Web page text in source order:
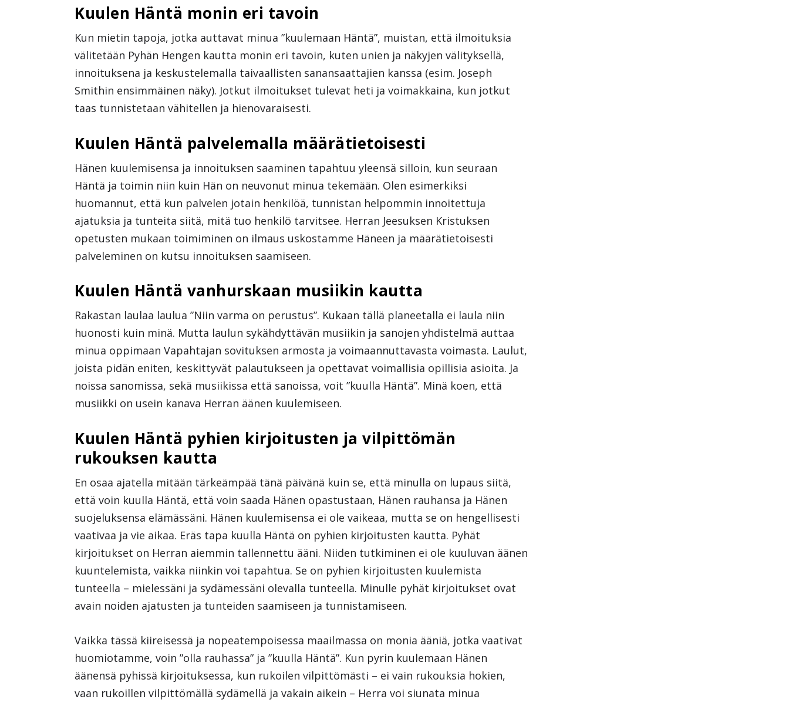
Kuulen Häntä monin eri tavoin
Kun mietin tapoja, jotka auttavat minua ”kuulemaan Häntä”, muistan, että ilmoituksia
välitetään Pyhän Hengen kautta monin eri tavoin, kuten unien ja näkyjen välityksellä,
innoituksena ja keskustelemalla taivaallisten sanansaattajien kanssa (esim. Joseph
Smithin ensimmäinen näky). Jotkut ilmoitukset tulevat heti ja voimakkaina, kun jotkut
taas tunnistetaan vähitellen ja hienovaraisesti.
Kuulen Häntä palvelemalla määrätietoisesti
Hänen kuulemisensa ja innoituksen saaminen tapahtuu yleensä silloin, kun seuraan
Häntä ja toimin niin kuin Hän on neuvonut minua tekemään. Olen esimerkiksi
huomannut, että kun palvelen jotain henkilöä, tunnistan helpommin innoitettuja
ajatuksia ja tunteita siitä, mitä tuo henkilö tarvitsee. Herran Jeesuksen Kristuksen
opetusten mukaan toimiminen on ilmaus uskostamme Häneen ja määrätietoisesti
palveleminen on kutsu innoituksen saamiseen.
Kuulen Häntä vanhurskaan musiikin kautta
Rakastan laulaa laulua ”Niin varma on perustus”. Kukaan tällä planeetalla ei laula niin
huonosti kuin minä. Mutta laulun sykähdyttävän musiikin ja sanojen yhdistelmä auttaa
minua oppimaan Vapahtajan sovituksen armosta ja voimaannuttavasta voimasta. Laulut,
joista pidän eniten, keskittyvät palautukseen ja opettavat voimallisia opillisia asioita. Ja
noissa sanomissa, sekä musiikissa että sanoissa, voit ”kuulla Häntä”. Minä koen, että
musiikki on usein kanava Herran äänen kuulemiseen.
Kuulen Häntä pyhien kirjoitusten ja vilpittömän
rukouksen kautta
En osaa ajatella mitään tärkeämpää tänä päivänä kuin se, että minulla on lupaus siitä,
että voin kuulla Häntä, että voin saada Hänen opastustaan, Hänen rauhansa ja Hänen
suojeluksensa elämässäni. Hänen kuulemisensa ei ole vaikeaa, mutta se on hengellisesti
vaativaa ja vie aikaa. Eräs tapa kuulla Häntä on pyhien kirjoitusten kautta. Pyhät
kirjoitukset on Herran aiemmin tallennettu ääni. Niiden tutkiminen ei ole kuuluvan äänen
kuuntelemista, vaikka niinkin voi tapahtua. Se on pyhien kirjoitusten kuulemista
tunteella – mielessäni ja sydämessäni olevalla tunteella. Minulle pyhät kirjoitukset ovat
avain noiden ajatusten ja tunteiden saamiseen ja tunnistamiseen.
Vaikka tässä kiireisessä ja nopeatempoisessa maailmassa on monia ääniä, jotka vaativat
huomiotamme, voin ”olla rauhassa” ja ”kuulla Häntä”. Kun pyrin kuulemaan Hänen
äänensä pyhissä kirjoituksessa, kun rukoilen vilpittömästi – ei vain rukouksia hokien,
vaan rukoillen vilpittömällä sydämellä ja vakain aikein – Herra voi siunata minua